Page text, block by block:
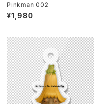
Pinkman 002
¥1,980